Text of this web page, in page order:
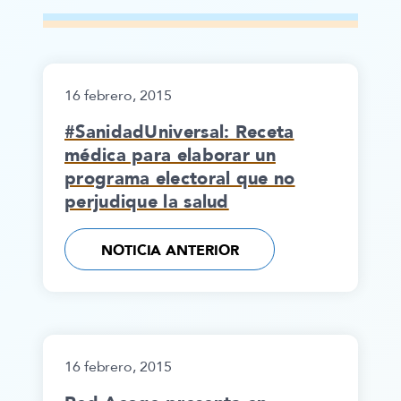
16 febrero, 2015
#SanidadUniversal: Receta
médica para elaborar un
programa electoral que no
perjudique la salud
NOTICIA ANTERIOR
16 febrero, 2015